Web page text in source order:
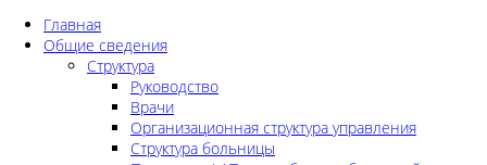
Главная
Общие сведения
Структура
Руководство
Врачи
Организационная структура управления
Структура больницы